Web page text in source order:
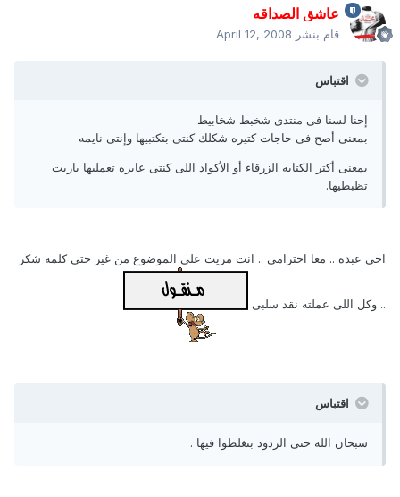
عاشق الصداقه
قام بنشر April 12, 2008
اقتباس
إحنا لسنا فى منتدى شخبط شخابيط
بمعنى أصح فى حاجات كتيره شكلك كنتى بتكتبيها وإنتى نايمه
بمعنى أكتر الكتابه الزرقاء أو الأكواد اللى كنتى عايزه تعمليها ياريت
تظبطيها.
اخى عبده .. معا احترامى .. انت مريت على الموضوع من غير حتى كلمة شكر
.. وكل اللى عملته نقد سلبى
اقتباس
سبحان الله حتى الردود بتغلطوا فيها .